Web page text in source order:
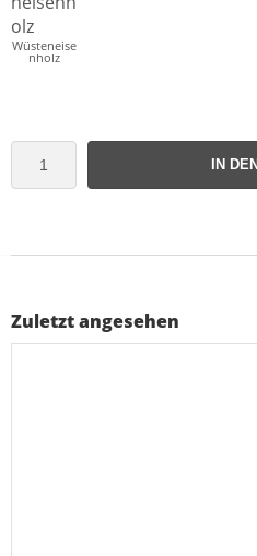
Wüsteneise
nholz
IN
Zuletzt angesehen